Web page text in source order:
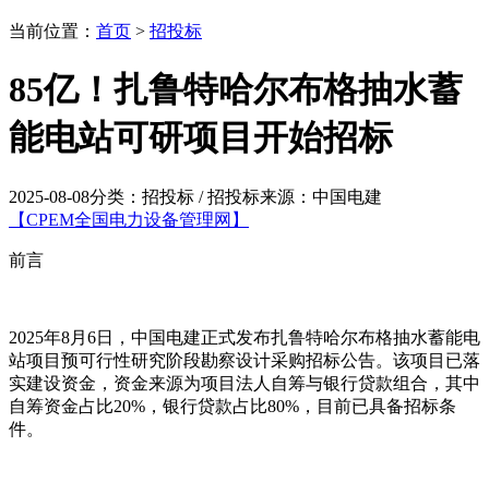
当前位置： 首页 > 招投标
85亿！扎鲁特哈尔布格抽水蓄
能电站可研项目开始招标
2025-08-08分类：招投标 / 招投标来源：中国电建
【CPEM全国电力设备管理网】
前言
2025年8月6日，中国电建正式发布扎鲁特哈尔布格抽水蓄能电
站项目预可行性研究阶段勘察设计采购招标公告。该项目已落
实建设资金，资金来源为项目法人自筹与银行贷款组合，其中
自筹资金占比20%，银行贷款占比80%，目前已具备招标条
件。